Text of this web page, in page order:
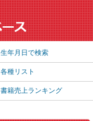
生年月日で検索
各種リスト
書籍売上ランキング